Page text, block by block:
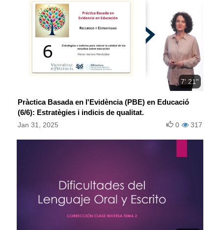
7' 21''
Pràctica Basada en l'Evidència (PBE) en Educació
(6/6): Estratègies i indicis de qualitat.
Jan 31, 2025 317
0